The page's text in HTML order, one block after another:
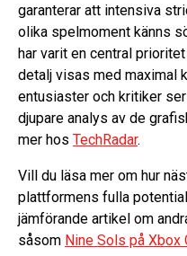
garanterar att intensiva
olika spelmoment känns
har varit en central
detalj visas med maximal
entusiaster och kritiker
djupare analys av de
mer hos TechRadar.
Vill du läsa mer om hur
plattformens fulla
jämförande artikel om
såsom Nine Sols på Xbox